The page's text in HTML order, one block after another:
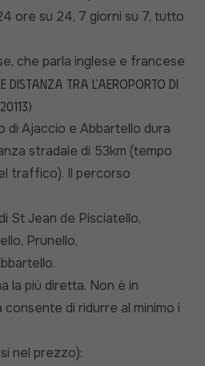
ore su 24, 7 giorni su 7, tutto
che parla inglese e francese
e distanza tra l'aeroporto di
di Ajaccio e Abbartello dura
stradale di 53km (tempo
traffico). Il percorso
St Jean de Pisciatello,
Prunello,
la più diretta. Non è in
di ridurre al minimo i
nel prezzo):